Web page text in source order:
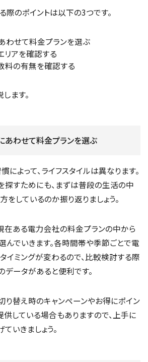
際のポイントは以下の3つです。
わせて料金プランを選ぶ
アを確認する
料の有無を確認する
ます。
あわせて料金プランを選ぶ
よって、ライフスタイルは異なります。
探すためにも、まずは普段の生活の中
しているのか振り返りましょう。
在ある電力会社の料金プランの中から
んでいきます。各時間帯や季節ごとで電
イミングが変わるので、比較検討する際
ータがあると便利です。
り替え時のキャンペーンやお得にポイン
供している場合もありますので、上手に
いきましょう。